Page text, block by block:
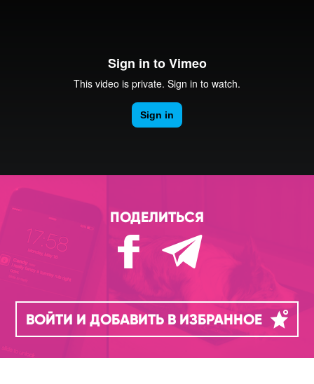
ПОДЕЛИТЬСЯ
ВОЙТИ И ДОБАВИТЬ В ИЗБРАННОЕ